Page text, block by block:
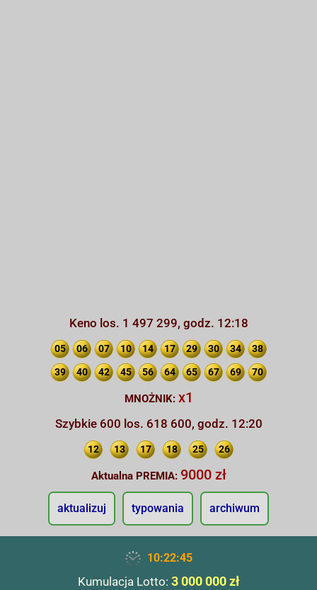
Keno los. 1 497 299, godz. 12:18
05 06 07 10 14 17 29 30 34 38
39 40 42 45 56 64 65 67 69 70
MNOŻNIK: x1
Szybkie 600 los. 618 600, godz. 12:20
12 13 17 18 25 26
Aktualna PREMIA: 9000 zł
aktualizuj typowania archiwum
10:22:46
Kumulacja Lotto: 3 000 000 zł